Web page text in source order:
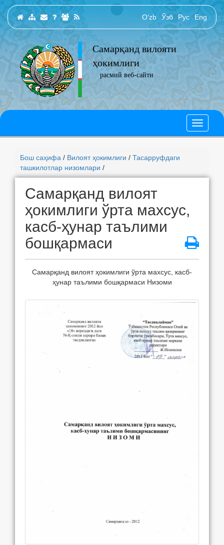
O‘zb Ўзб Рус Eng
Самарқанд вилояти
ҳокимлиги
расмий веб-сайти
Бош саҳифа / Вилоят ҳокимлиги / Тасарруфдаги
ташкилотлар низомлари /
Самарқанд вилоят
ҳокимлиги ўрта махсус,
касб-ҳунар таълими
бошқармаси
Самарқанд вилоят ҳокимлиги ўрта махсус, касб-
ҳунар таълими бошқармаси Низоми